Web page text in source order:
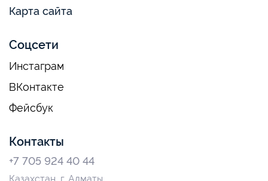
Карта сайта
Соцсети
Инстаграм
ВКонтакте
Фейсбук
Контакты
+7 705 924 40 44
Казахстан, г. Алматы,